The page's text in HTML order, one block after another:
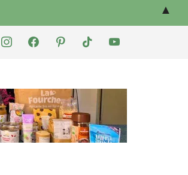
instagramfacebookpinteresttiktok youtube
▲